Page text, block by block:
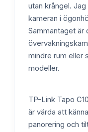
utan krångel.
kameran i
Sammantaget är
mindre rum eller
modeller.
TP-Link Tapo
är värda att
panorering och